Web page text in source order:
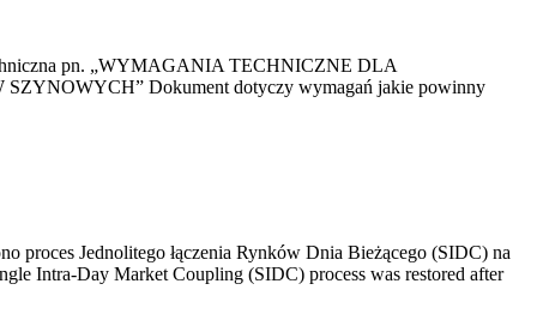
pn. „WYMAGANIA TECHNICZNE DLA
Dokument dotyczy wymagań jakie powinny
proces Jednolitego łączenia Rynków Dnia Bieżącego (SIDC) na
Intra-Day Market Coupling (SIDC) process was restored after